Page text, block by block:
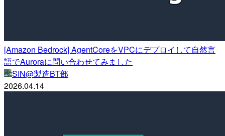
[Amazon Bedrock] AgentCoreをVPCにデプロイして自然言
語でAuroraに問い合わせてみました
SIN@製造BT部
2026.04.14